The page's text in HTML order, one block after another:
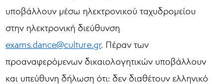
υποβάλλουν μέσω ηλεκτρονικού ταχυδρομείου
στην ηλεκτρονική διεύθυνση
exams.dance@culture.gr. Πέραν των
προαναφερόμενων δικαιολογητικών υποβάλλουν
και υπεύθυνη δήλωση ότι: δεν διαθέτουν ελληνικό